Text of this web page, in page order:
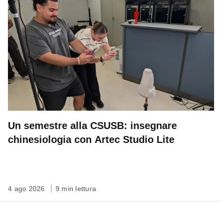
Un semestre alla CSUSB: insegnare
chinesiologia con Artec Studio Lite
4 ago 2026 9 min lettura